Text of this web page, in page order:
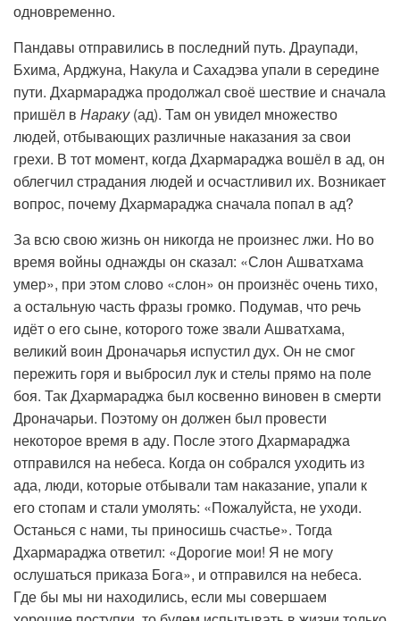
одновременно.
Пандавы отправились в последний путь. Драупади,
Бхима, Арджуна, Накула и Сахадэва упали в середине
пути. Дхармараджа продолжал своё шествие и сначала
пришёл в Нараку(ад). Там он увидел множество
людей, отбывающих различные наказания за свои
грехи. В тот момент, когда Дхармараджа вошёл в ад, он
облегчил страдания людей и осчастливил их. Возникает
вопрос, почему Дхармараджа сначала попал в ад?
За всю свою жизнь он никогда не произнес лжи. Но во
время войны однажды он сказал: «Слон Ашватхама
умер», при этом слово «слон» он произнёс очень тихо,
а остальную часть фразы громко. Подумав, что речь
идёт о его сыне, которого тоже звали Ашватхама,
великий воин Дроначарья испустил дух. Он не смог
пережить горя и выбросил лук и стелы прямо на поле
боя. Так Дхармараджа был косвенно виновен в смерти
Дроначарьи. Поэтому он должен был провести
некоторое время в аду. После этого Дхармараджа
отправился на небеса. Когда он собрался уходить из
ада, люди, которые отбывали там наказание, упали к
его стопам и стали умолять: «Пожалуйста, не уходи.
Останься с нами, ты приносишь счастье». Тогда
Дхармараджа ответил: «Дорогие мои! Я не могу
ослушаться приказа Бога», и отправился на небеса.
Где бы мы ни находились, если мы совершаем